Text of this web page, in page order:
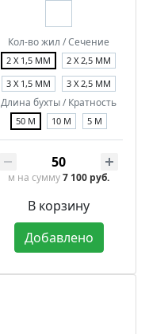
Кол-во жил / Сечение
2 Х 1,5 ММ
2 Х 2,5 ММ
3 Х 1,5 ММ
3 Х 2,5 ММ
Длина бухты / Кратность
50 М 10 М 5 М
м на сумму7 100 руб.
В корзину
Добавлено